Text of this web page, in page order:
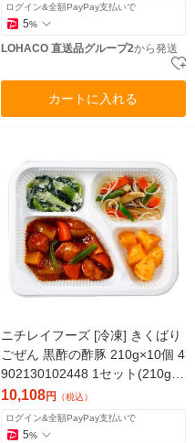
ログイン&全額PayPay支払いで
5%
LOHACO 直送品グループ2から発送
カートに入れる
ニチレイフーズ [冷凍] きくばり
ごぜん 黒酢の酢豚 210g×10個 4
902130102448 1セット(210g×1
0個)（直送品）
10,108円 （税込）
ログイン&全額PayPay支払いで
5%